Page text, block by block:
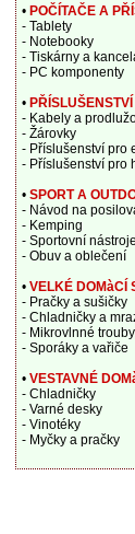
• POČÍTAČE A
- Tablety
- Notebooky
- Tiskárny a
- PC komponenty
• PŘÍSLUŠENSTVÍ
- Kabely a
- Žárovky
- Příslušenství pro
- Příslušenství pro
• SPORT A
- Návod na
- Kemping
- Sportovní
- Obuv a oblečení
• VELKÉ DOMàCÍ
- Pračky a sušičky
- Chladničky a
- Mikrovlnné
- Sporáky a vařiče
• VESTAVNÉ
- Chladničky
- Varné desky
- Vinotéky
- Myčky a pračky